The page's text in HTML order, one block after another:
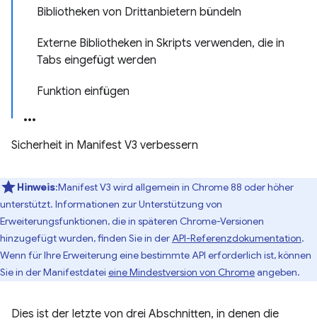
Bibliotheken von Drittanbietern bündeln
Externe Bibliotheken in Skripts verwenden, die in
Tabs eingefügt werden
Funktion einfügen
Sicherheit in Manifest V3 verbessern
Hinweis:Manifest V3 wird allgemein in Chrome 88 oder höher
unterstützt. Informationen zur Unterstützung von
Erweiterungsfunktionen, die in späteren Chrome-Versionen
hinzugefügt wurden, finden Sie in derAPI-Referenzdokumentation.
Wenn für Ihre Erweiterung eine bestimmte API erforderlich ist, können
Sie in der Manifestdatei eine Mindestversion von Chromeangeben.
Dies ist der letzte von drei Abschnitten, in denen die